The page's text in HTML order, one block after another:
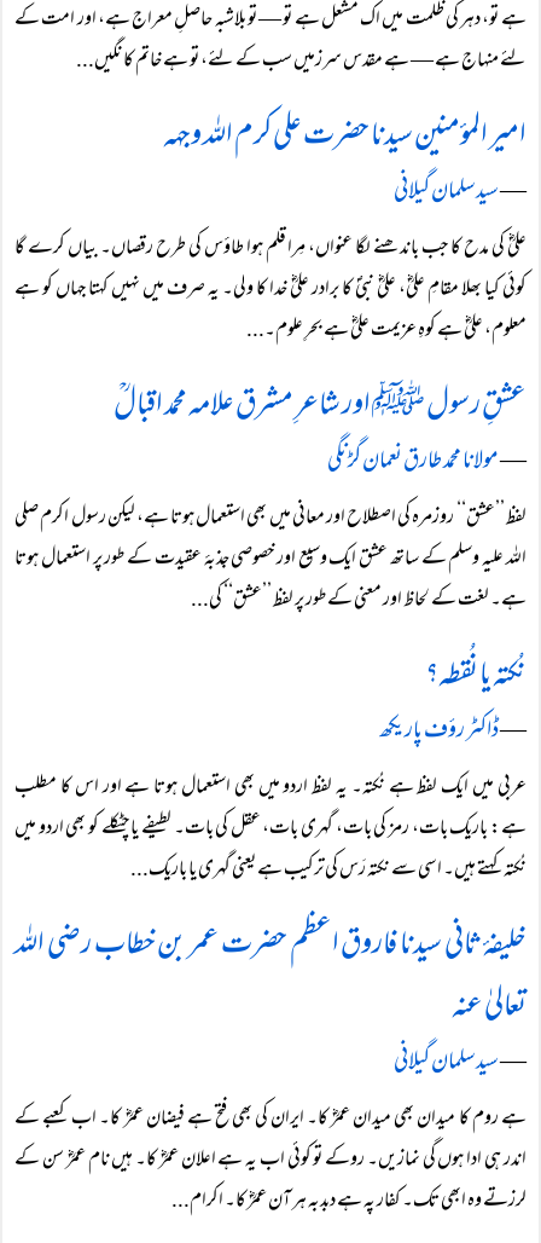
ہے تو، دہر کی ظلمت میں اک مشعل ہے تو — تو بلاشبہ حاصلِ معراج ہے، اور امت کے
لئے منہاج ہے — ہے مقدس سرزمیں سب کے لئے، تو ہے خاتم کا نگیں...
امیر المؤمنین سیدنا حضرت علی کرم اللہ وجہہ
―سید سلمان گیلانی
علیؓ کی مدح کا جب باندھنے لگا عنواں، مِرا قلم ہوا طاؤس کی طرح رقصاں۔ بیاں کرے گا
کوئی کیا بھلا مقامِ علیؓ، علیؓ نبیؐ کا برادر علیؓ خدا کا ولی۔ یہ صرف میں نہیں کہتا جہاں کو ہے
معلوم، علیؓ ہے کوہِ عزیمت علیؓ ہے بحرِ علوم۔...
عشقِ رسول ﷺ اور شاعرِ مشرق علامہ محمد اقبالؒ
―مولانا محمد طارق نعمان گڑنگی
لفظ ’’عشق‘‘ روزمرہ کی اصطلاح اور معانی میں بھی استعمال ہوتا ہے، لیکن رسول اکرم صلی
اللہ علیہ وسلم کے ساتھ عشق ایک وسیع اور خصوصی جذبۂ عقیدت کے طور پر استعمال ہوتا
ہے۔ لغت کے لحاظ اور معنی کے طور پر لفظ ’’عشق‘‘ کی...
نُکتہ یا نُقطہ؟
―ڈاکٹر رؤف پاریکھ
عربی میں ایک لفظ ہے نُکتہ۔ یہ لفظ اردو میں بھی استعمال ہوتا ہے اور اس کا مطلب
ہے: باریک بات، رمز کی بات، گہری بات، عقل کی بات۔ لطیفے یا چٹکلے کو بھی اردو میں
نُکتہ کہتے ہیں۔ اسی سے نکتہ رَس کی ترکیب ہے یعنی گہری یا باریک...
خلیفۂ ثانی سیدنا فاروق اعظم حضرت عمر بن خطاب رضی اللہ
تعالیٰ عنہ
―سید سلمان گیلانی
ہے روم کا میدان بھی میدان عمرؓ کا۔ ایران کی بھی فتح ہے فیضان عمرؓ کا۔ اب کعبے کے
اندر ہی ادا ہوں گی نمازیں۔ روکے تو کوئی اب یہ ہے اعلان عمرؓ کا۔ ہیں نام عمرؓ سن کے
لرزتے وہ ابھی تک۔ کفار پہ ہے دبدبہ ہر آن عمرؓ کا۔ اکرام...